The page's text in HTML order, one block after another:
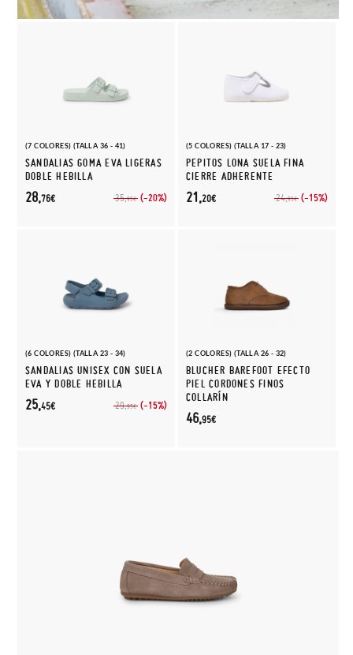
(7 COLORES) (TALLA 36 - 41)
SANDALIAS GOMA EVA LIGERAS
DOBLE HEBILLA
35,95€ (-20%)
28,76€
(5 COLORES) (TALLA 17 - 23)
PEPITOS LONA SUELA FINA
CIERRE ADHERENTE
24,95€ (-15%)
21,20€
(6 COLORES) (TALLA 23 - 34)
SANDALIAS UNISEX CON SUELA
EVA Y DOBLE HEBILLA
29,95€ (-15%)
25,45€
(2 COLORES) (TALLA 26 - 32)
BLUCHER BAREFOOT EFECTO
PIEL CORDONES FINOS
COLLARÍN
46,95€